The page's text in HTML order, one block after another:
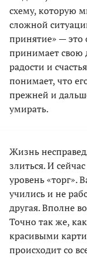
схему, которую
сложной
принятие» — это
принимает свою
радости и
понимает, что
прежней и
умирать.
Жизнь
злиться. И
уровень «торг».
учились и не
другая. Вполне
Точно так же,
красивыми
происходит со